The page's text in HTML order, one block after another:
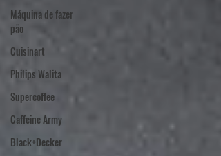
Máquina de fazer
pão
Cuisinart
Philips Walita
Supercoffee
Caffeine Army
Black+Decker